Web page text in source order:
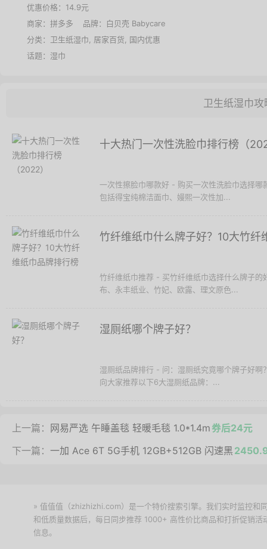
优惠价格： 14.9元
商家： 拼多多 品牌：
白贝壳 Babycare
分类： 卫生纸湿巾 居家百货
国内优惠
话题： 湿巾
卫生纸湿巾攻
十大热门一次性洗脸巾排行榜（
一次性擦脸巾哪款好 - 购买一次性洗脸巾选择
包括得宝纯棉洁面巾、嫚熙一次性加...
竹纤维纸巾什么牌子好？10大竹纤
竹纤维纸巾推荐 - 买竹纤维纸巾选择什么牌子
布、永丰纸业、竹妃、欧露、理文原色...
湿厕纸哪个牌子好？
湿厕纸品牌排行 - 问：湿厕纸究竟哪个牌子好
向大家推荐以下6大湿厕纸品牌：...
上一篇： 网易严选 午睡盖毯 轻暖毛毯 1.0*1.4m券后24元
下一篇： 一加 Ace 6T 5G手机 12GB+512GB 闪速黑
» 值值值（zhizhizhi.com）是一个特价搜索引擎。我们实时监控和
和低质量数据后，每日同步推荐 1000+ 高性价比商品和打折促销
信息。